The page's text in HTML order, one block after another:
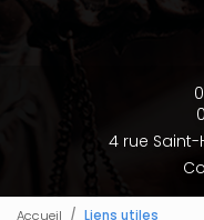
4 rue Saint-
Accueil Liens utiles